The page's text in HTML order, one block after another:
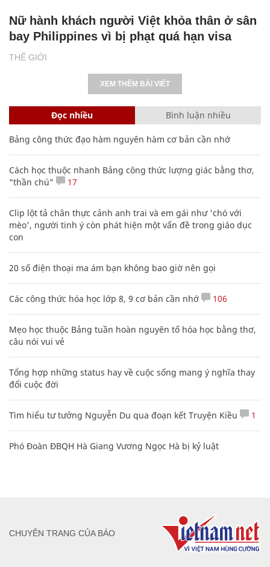
THẾ GIỚI
Nữ hành khách người Việt khỏa thân ở sân
bay Philippines vì bị phạt quá hạn visa
XEM THÊM BÀI VIẾT
Đọc nhiều Bình luận nhiều
Bảng công thức đạo hàm nguyên hàm cơ bản cần nhớ
Cách học thuộc nhanh Bảng công thức lượng giác bằng thơ,
"thần chú"
17
Clip lột tả chân thực cảnh anh trai và em gái như 'chó với
mèo', người tinh ý còn phát hiện một vấn đề trong giáo dục
con
20 số điện thoại ma ám bạn không bao giờ nên gọi
Các công thức hóa học lớp 8, 9 cơ bản cần nhớ 106
Mẹo học thuộc Bảng tuần hoàn nguyên tố hóa học bằng thơ,
câu nói vui vẻ
Tổng hợp những status hay về cuộc sống mang ý nghĩa thay
đổi cuộc đời
Tìm hiểu tư tưởng Nguyễn Du qua đoạn kết Truyện Kiều 1
Phó Đoàn ĐBQH Hà Giang Vương Ngọc Hà bị kỷ luật
CHUYÊN TRANG CỦA BÁO